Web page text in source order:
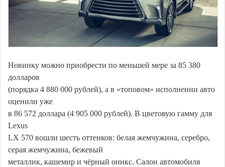
Новинку можно приобрести по меньшей мере за 85 380
долларов
(порядка 4 880 000 рублей), а в «топовом» исполнении авто
оценили уже
в 86 572 доллара (4 905 000 рублей). В цветовую гамму для
Lexus
LX 570 вошли шесть оттенков: белая жемчужина, серебро,
серая жемчужина, бежевый
металлик, кашемир и чёрный оникс. Салон автомобиля